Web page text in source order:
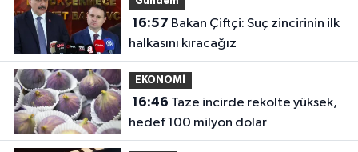
16:57
halkasını kıracağız
EKONOMİ
16:46
hedef 100 milyon dolar